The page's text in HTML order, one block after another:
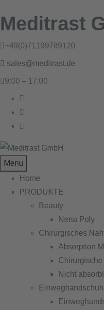
Meditrast
+49(0)71199789120
sales@meditrast.de
9:00 – 17:00
Menu
Home
PRODUKTE
Beauty
Nena Poly
Chirurgisches
Absorption
Nicht